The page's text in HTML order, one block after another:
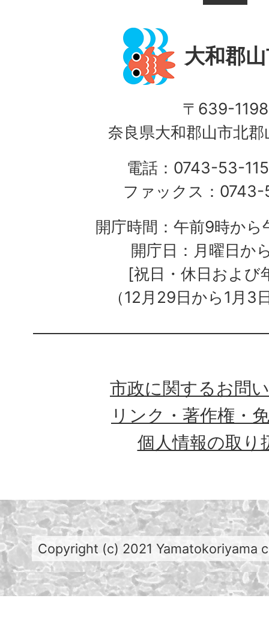
大和郡
〒639-1198
奈良県大和郡山市北
電話：0743-53-
ファックス：
開庁時間：午前9時か
開庁日：月曜日か
[祝日・休日および
（12月29日から1月3
市政に関するお問
リンク・著作権・
個人情報の取り
Copyright (c) 2021 Yamatokoriyama